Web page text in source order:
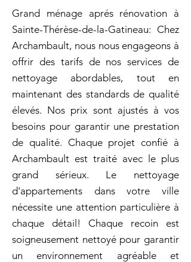
Grand ménage aprés rénovation à
Sainte-Thérèse-de-la-Gatineau: Chez
Archambault, nous nous engageons à
offrir des tarifs de nos services de
nettoyage abordables, tout en
maintenant des standards de qualité
élevés. Nos prix sont ajustés à vos
besoins pour garantir une prestation
de qualité. Chaque projet confié à
Archambault est traité avec le plus
grand sérieux. Le nettoyage
d'appartements dans votre ville
nécessite une attention particulière à
chaque détail! Chaque recoin est
soigneusement nettoyé pour garantir
un environnement agréable et